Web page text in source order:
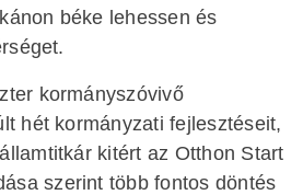
béke lehessen és
kormányszóvivő
hét kormányzati fejlesztéseit,
kitért az Otthon Start
szerint több fontos döntés